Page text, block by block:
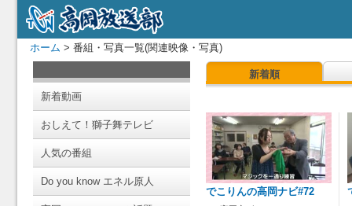
ホーム > 番組・写真一覧(関連映像・写真)
新着動画
おしえて！獅子舞テレビ
人気の番組
Do you know エネル原人
新着順
でこりんの高岡ナビ#72